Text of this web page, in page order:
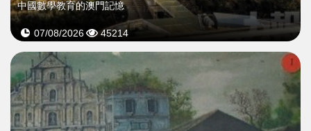
中國數學教育的澳門記憶
07/08/2026 45214